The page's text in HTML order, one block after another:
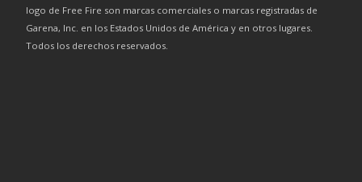
logo de Free Fire son marcas comerciales o marcas registradas de
Garena, Inc. en los Estados Unidos de América y en otros lugares.
Todos los derechos reservados.